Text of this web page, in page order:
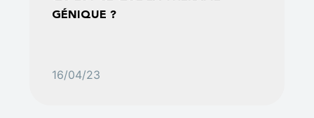
GÉNIQUE ?
16/04/23